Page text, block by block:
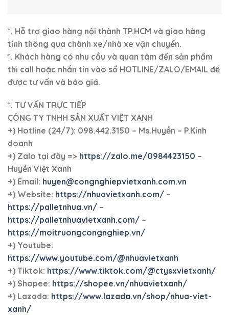
*. Hỗ trợ giao hàng nội thành TP.HCM và giao hàng
tỉnh thông qua chành xe/nhà xe vận chuyển.
*. Khách hàng có nhu cầu và quan tâm đến sản phẩm
thì call hoặc nhắn tin vào số HOTLINE/ZALO/EMAIL để
được tư vấn và báo giá.
*. TƯ VẤN TRỰC TIẾP
CÔNG TY TNHH SẢN XUẤT VIỆT XANH
+) Hotline (24/7): 098.442.3150 – Ms.Huyền – P.Kinh
doanh
+) Zalo tại đây => https://zalo.me/0984423150 –
Huyền Việt Xanh
+) Email: huyen@congnghiepvietxanh.com.vn
+) Website: https://nhuavietxanh.com/ –
https://palletnhua.vn/ –
https://palletnhuavietxanh.com/ –
https://moitruongcongnghiep.vn/
+) Youtube:
https://www.youtube.com/@nhuavietxanh
+) Tiktok: https://www.tiktok.com/@ctysxvietxanh/
+) Shopee: https://shopee.vn/nhuavietxanh/
+) Lazada: https://www.lazada.vn/shop/nhua-viet-
xanh/